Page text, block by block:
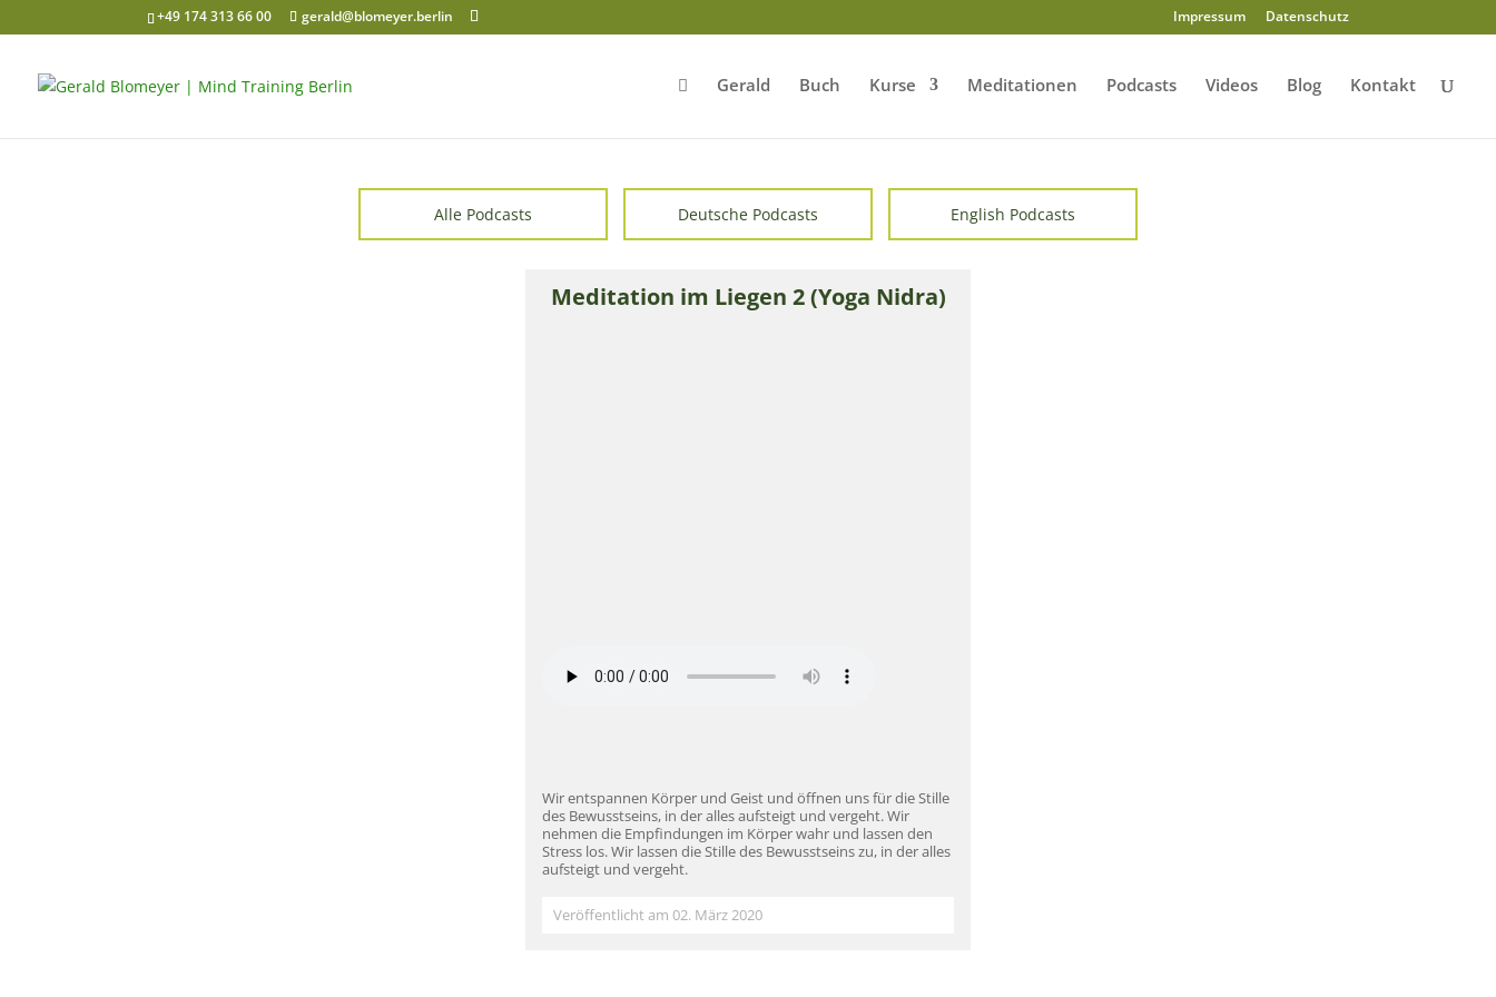
+49 174 313 66 00 gerald@blomeyer.berlin Impressum Datenschutz
Gerald Buch Kurse Meditationen Podcasts Videos Blog Kontakt
Alle Podcasts Deutsche Podcasts English Podcasts
Meditation im Liegen 2 (Yoga Nidra)
Wir entspannen Körper und Geist und öffnen uns für die Stille
des Bewusstseins, in der alles aufsteigt und vergeht. Wir
nehmen die Empfindungen im Körper wahr und lassen den
Stress los. Wir lassen die Stille des Bewusstseins zu, in der alles
aufsteigt und vergeht.
Veröffentlicht am 02. März 2020